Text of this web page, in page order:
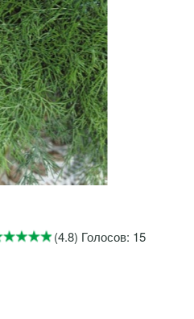
(4.8) Голосов: 15